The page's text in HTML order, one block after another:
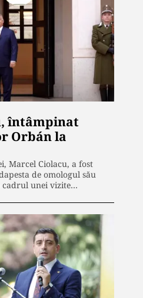
întâmpinat
Orbán la
Marcel Ciolacu, a fost
de omologul său
unei vizite…